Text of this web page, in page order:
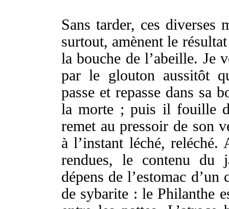
Sans tarder, ces diverses
surtout, amènentle résultat
labouche de l’abeille. Je
par le glouton aussitôt
passe et repasse dans sa
lamorte ; puis il fouille
remetaupressoir de son
à l’instant léché,reléché.
rendues, le contenu du
dépens de l’estomac d’un
de sybarite : lePhilanthe